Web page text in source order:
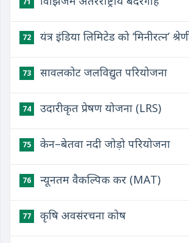
72 यंत्र इंडिया लिमिटेड को ‘मिनीरत्न’
73 सावलकोट जलविद्युत परियोजना
74 उदारीकृत प्रेषण योजना (LRS)
75 केन–बेतवा नदी जोड़ो परियोजना
76 न्यूनतम वैकल्पिक कर (MAT)
77 कृषि अवसंरचना कोष